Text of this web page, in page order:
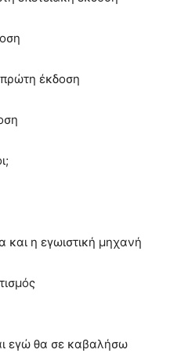
έκδοση
και η εγωιστική μηχανή
εγώ θα σε καβαλήσω